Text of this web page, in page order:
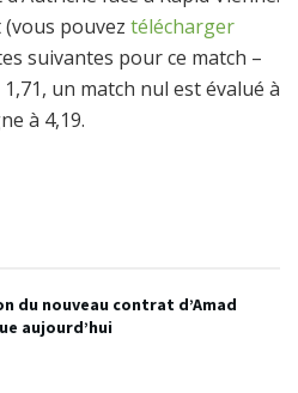
pouvez télécharger
suivantes pour ce match –
un match nul est évalué à
à 4,19.
du nouveau contrat d’Amad
aujourd’hui